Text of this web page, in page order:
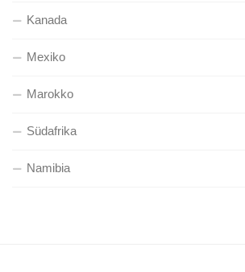
Kanada
Mexiko
Marokko
Südafrika
Namibia